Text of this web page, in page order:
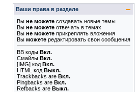
Ваши права в разделе
Вы не можете создавать новые темы
Вы не можете отвечать в темах
Вы не можете прикреплять вложения
Вы можете редактировать свои сообщения
BB коды Вкл.
Смайлы Вкл.
[IMG] код Вкл.
HTML код Выкл.
Trackbacks are Вкл.
Pingbacks are Вкл.
Refbacks are Выкл.